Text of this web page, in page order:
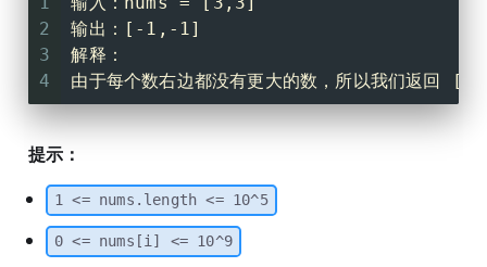
2
3
4
输出：[-1,-1]
解释：
由于每个数右边都没有更大的数，所以我们返回
提示：
1 <= nums.length <= 10^5
0 <= nums[i] <= 10^9